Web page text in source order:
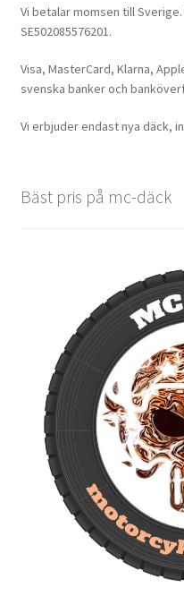
Vi betalar momsen till
SE502085576201.
Visa, MasterCard, Klarna,
svenska banker och
Vi erbjuder endast nya däck,
Bäst pris på mc-däck